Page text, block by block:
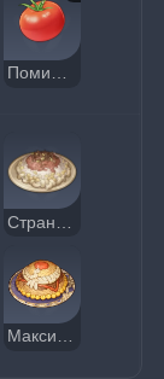
Помидор
Максимальная забота